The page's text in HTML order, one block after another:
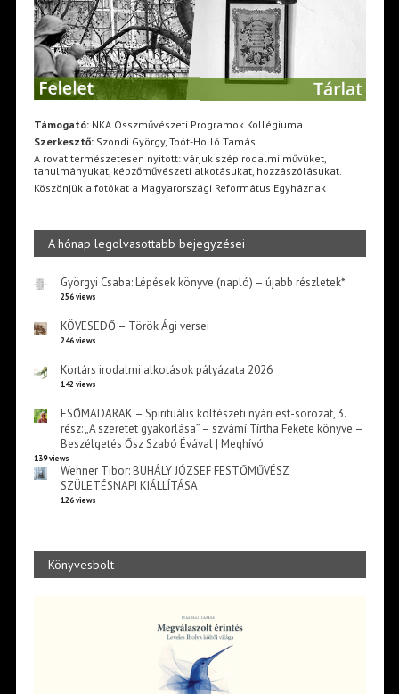
Támogató:NKA Összművészeti Programok Kollégiuma
Szerkesztő:Szondi György, Toót-Holló Tamás
A rovat természetesen nyitott: várjuk szépirodalmi művüket,
tanulmányukat, képzőművészeti alkotásukat, hozzászólásukat.
Köszönjük a fotókat a Magyarországi Református Egyháznak
A hónap legolvasottabb bejegyzései
Györgyi Csaba: Lépések könyve (napló) – újabb részletek*
256 views
KÖVESEDŐ – Török Ági versei
246 views
Kortárs irodalmi alkotások pályázata 2026
142 views
ESŐMADARAK – Spirituális költészeti nyári est-sorozat, 3.
rész: „A szeretet gyakorlása” – szvámí Tírtha Fekete könyve –
Beszélgetés Ősz Szabó Évával | Meghívó
139 views
Wehner Tibor: BUHÁLY JÓZSEF FESTŐMŰVÉSZ
SZÜLETÉSNAPI KIÁLLÍTÁSA
126 views
Könyvesbolt